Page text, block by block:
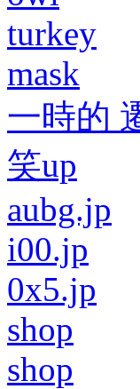
turkey
mask
一時的
笑up
aubg.jp
i00.jp
0x5.jp
shop
shop